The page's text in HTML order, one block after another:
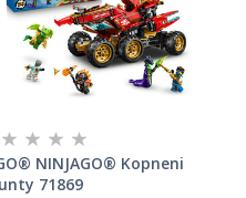
NINJAGO® Kopneni
71869